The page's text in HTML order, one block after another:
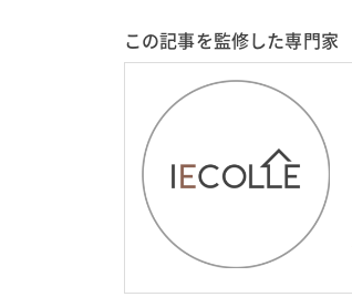
この記事を監修した専門家